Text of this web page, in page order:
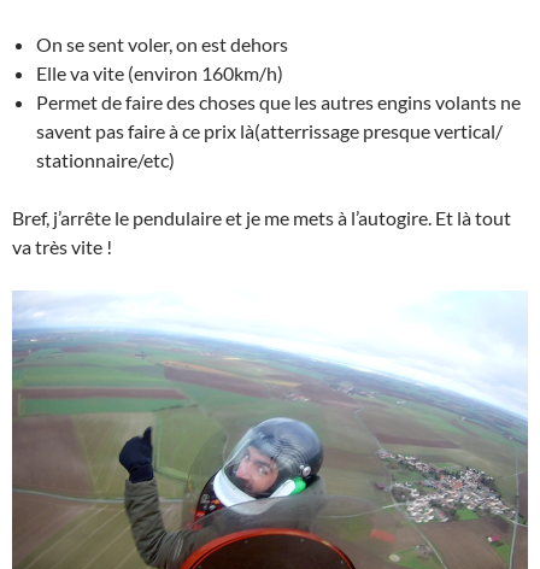
On se sent voler, on est dehors
Elle va vite (environ 160km/h)
Permet de faire des choses que les autres engins volants ne
savent pas faire à ce prix là(atterrissage presque vertical/
stationnaire/etc)
Bref, j’arrête le pendulaire et je me mets à l’autogire. Et là tout
va très vite !